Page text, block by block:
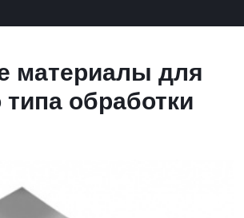
материалы для
типа обработки